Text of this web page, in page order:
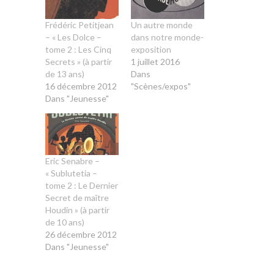
Frédéric Petitjean
– « Les Dolce –
tome 2 : Les Cinq
Secrets » (à partir
de 13 ans)
16 décembre 2012
Dans "Jeunesse"
Un autre monde
dans notre monde-
exposition
1 juillet 2016
Dans
"Scènes/expos"
Eric Senabre –
« Sublutetia –
tome 2 : Le Dernier
Secret de maître
Houdin » (à partir
de 10 ans)
26 décembre 2012
Dans "Jeunesse"